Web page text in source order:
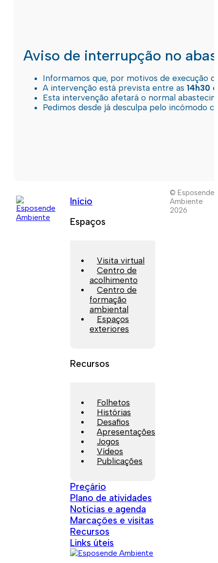
Aviso de interrupção no
Informamos que, por motivos de execução
A intervenção está prevista entre as 14h30
Esta intervenção afetará o normal
Pedimos desde já desculpa pelo incómodo
Início
Espaços
Visita virtual
Centro de
acolhimento
Centro de
formação
ambiental
Espaços
exteriores
Recursos
Folhetos
Histórias
Desafios
Apresentações
Jogos
Vídeos
Publicações
Preçário
Plano de atividades
Notícias e agenda
Marcações e visitas
Recursos
Links úteis
© Esposende
Ambiente
2026